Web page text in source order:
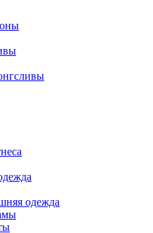
одежда